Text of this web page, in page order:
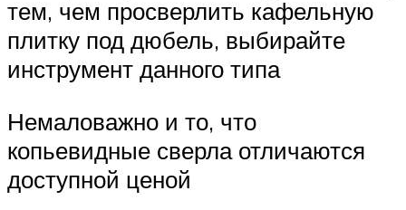
тем, чем просверлить кафельную
плитку под дюбель, выбирайте
инструмент данного типа
Немаловажно и то, что
копьевидные сверла отличаются
доступной ценой